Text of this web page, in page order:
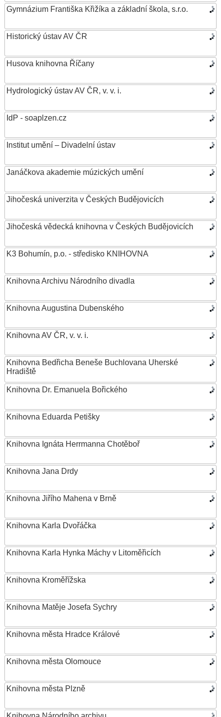
Gymnázium Františka Křižíka a základní škola, s.r.o.
Historický ústav AV ČR
Husova knihovna Říčany
Hydrologický ústav AV ČR, v. v. i.
IdP - soaplzen.cz
Institut umění – Divadelní ústav
Janáčkova akademie múzických umění
Jihočeská univerzita v Českých Budějovicích
Jihočeská vědecká knihovna v Českých Budějovicích
K3 Bohumín, p.o. - středisko KNIHOVNA
Knihovna Archivu Národního divadla
Knihovna Augustina Dubenského
Knihovna AV ČR, v. v. i.
Knihovna Bedřicha Beneše Buchlovana Uherské
Hradiště
Knihovna Dr. Emanuela Bořického
Knihovna Eduarda Petišky
Knihovna Ignáta Herrmanna Chotěboř
Knihovna Jana Drdy
Knihovna Jiřího Mahena v Brně
Knihovna Karla Dvořáčka
Knihovna Karla Hynka Máchy v Litoměřicích
Knihovna Kroměřížska
Knihovna Matěje Josefa Sychry
Knihovna města Hradce Králové
Knihovna města Olomouce
Knihovna města Plzně